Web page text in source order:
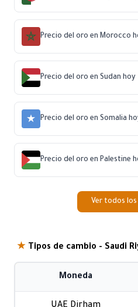
Precio del oro en Morocco
Precio del oro en Sudan hoy
Precio del oro en Somalia
Precio del oro en Palestine
Ver todos
★ Tipos de cambio - Saudi
Moneda